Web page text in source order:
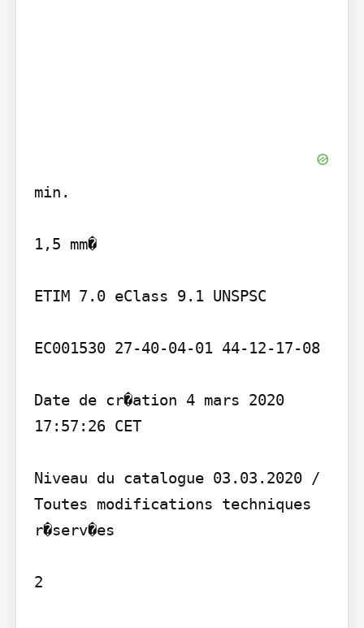
min.
1,5 mm�
ETIM 7.0 eClass 9.1 UNSPSC
EC001530 27-40-04-01 44-12-17-08
Date de cr�ation 4 mars 2020
17:57:26 CET
Niveau du catalogue 03.03.2020 /
Toutes modifications techniques
r�serv�es
2